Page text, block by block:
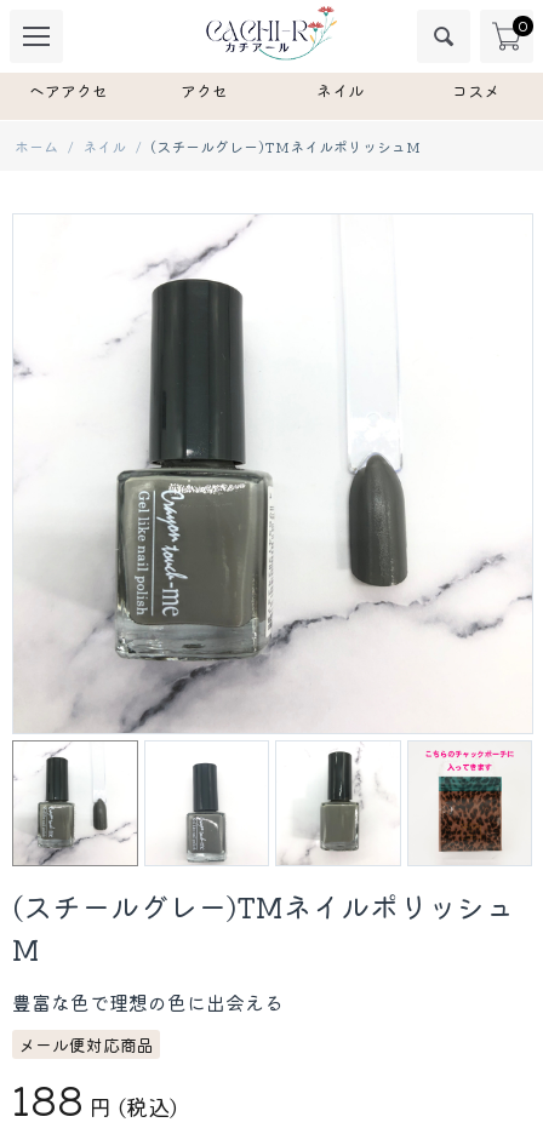
0
ヘアアクセ アクセ ネイル コスメ
ホーム / ネイル / (スチールグレー)TMネイルポリッシュM
(スチールグレー)TMネイルポリッシュ
M
豊富な色で理想の色に出会える
メール便対応商品
188 円 (税込)